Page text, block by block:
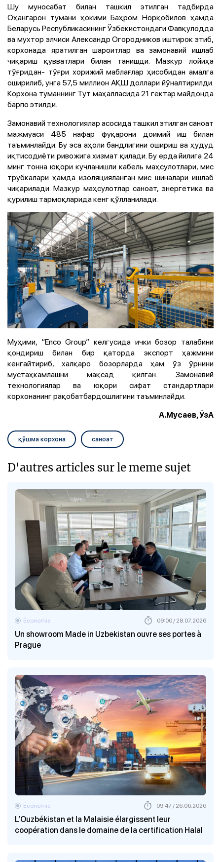
Шу муносабат билан ташкил этилган тадбирда
Оҳангарон тумани ҳокими Баҳром Норқобилов ҳамда
Беларусь Республикасининг Ўзбекистондаги Фавқулодда
ва мухтор элчиси Александр Огородников иштирок этиб,
корхонада яратилган шароитлар ва замонавий ишлаб
чиқариш қувватлари билан танишди. Мазкур лойиҳа
тўғридан- тўғри хорижий маблағлар ҳисобидан амалга
оширилиб, унга 57,5 миллион АҚШ доллари йўналтирилди.
Корхона туманнинг Тут маҳалласида 21 гектар майдонда
барпо этилди.
Замонавий технологиялар асосида ташкил этилган саноат
мажмуаси 485 нафар фуқарони доимий иш билан
таъминлайди. Бу эса аҳоли бандлигини ошириш ва ҳудуд
иқтисодиёти ривожига хизмат қилади. Бу ерда йилига 24
минг тонна юқори кучланишли кабель маҳсулотлари, мис
трубкалари ҳамда изоляцияланган мис шиналари ишлаб
чиқарилади. Мазкур маҳсулотлар саноат, энергетика ва
қурилиш тармоқларида кенг қўлланилади.
Муҳими, “Enco Group” келгусида ички бозор талабини
қондириш билан бир қаторда экспорт ҳажмини
кенгайтириб, халқаро бозорларда ҳам ўз ўрнини
мустаҳкамлашни мақсад қилган. Замонавий
технологиялар ва юқори сифат стандартлари
корхонанинг рақобатбардошлигини таъминлайди.
А.Мусаев, ЎзА
қўшма корхона саноат
D'autres articles sur le meme sujet
Un showroom Made in Uzbekistan ouvre ses portes à
Prague
Économie 09:00 / 28.07.2026
L’Ouzbékistan et la Malaisie élargissent leur
coopération dans le domaine de la certification Halal
Économie 09:47 / 26.06.2026